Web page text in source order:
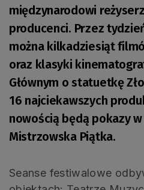
międzynarodowi
producenci. Przez
można kilkadziesiąt
oraz klasyki
Głównym o statuetkę
16 najciekawszych
nowością będą pokazy
Mistrzowska Piątka.
Seanse festiwalowe